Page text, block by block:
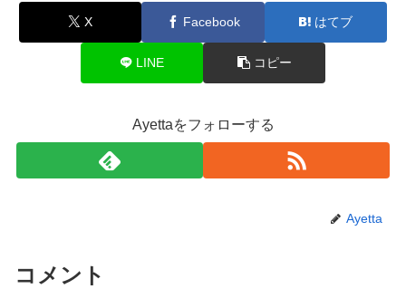
X Facebook はてブ
LINE コピー
Ayettaをフォローする
Ayetta
コメント